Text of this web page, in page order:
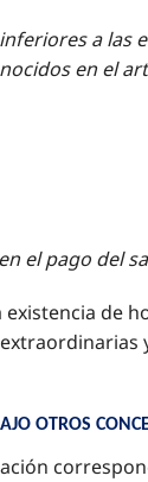
a
en el
el pago del
de
OTROS